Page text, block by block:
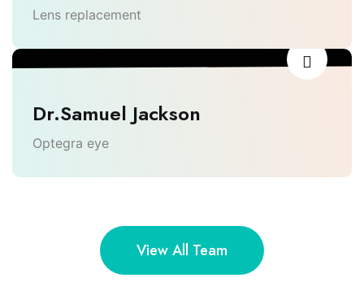
Lens replacement
Dr.Samuel Jackson
Optegra eye
View All Team